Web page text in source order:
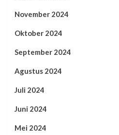
November 2024
Oktober 2024
September 2024
Agustus 2024
Juli 2024
Juni 2024
Mei 2024